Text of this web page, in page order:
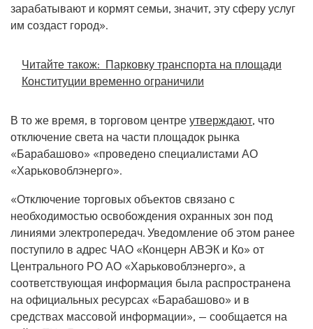
зарабатывают и кормят семьи, значит, эту сферу услуг
им создаст город».
Читайте також: Парковку транспорта на площади
Конституции временно ограничили
В то же время, в торговом центре утверждают, что
отключение света на части площадок рынка
«Барабашово» «проведено специалистами АО
«Харьковоблэнерго».
«Отключение торговых объектов связано с
необходимостью освобождения охранных зон под
линиями электропередач. Уведомление об этом ранее
поступило в адрес ЧАО «Концерн АВЭК и Ко» от
Центрального РО АО «Харьковоблэнерго», а
соответствующая информация была распространена
на официальных ресурсах «Барабашово» и в
средствах массовой информации», — сообщается на